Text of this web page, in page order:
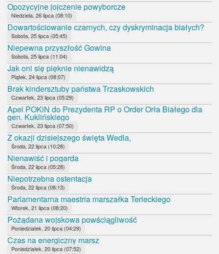
Opozycyjne jojczenie powyborcze
Niedziela, 26 lipca (08:10)
Dowartościowanie czarnych, czy dyskryminacja białych?
Sobota, 25 lipca (05:45)
Niepewna przyszłość Gowina
Sobota, 25 lipca (11:04)
Jak oni się pięknie nienawidzą
Piątek, 24 lipca (08:07)
Brak kindersztuby państwa Trzaskowskich
Czwartek, 23 lipca (05:29)
Apel POKiN do Prezydenta RP o Order Orła Białego dla
gen. Kuklińskiego
Czwartek, 23 lipca (07:50)
Z okazji dzisiejszego święta Wedla,
Środa, 22 lipca (10:28)
Nienawiść i pogarda
Środa, 22 lipca (05:28)
Niepotrzebna ostentacja
Środa, 22 lipca (08:13)
Parlamentarna maestria marszałka Terleckiego
Wtorek, 21 lipca (08:20)
Pożądana wojskowa powściągliwość
Poniedziałek, 20 lipca (04:29)
Czas na energiczny marsz
Poniedziałek, 20 lipca (07:52)